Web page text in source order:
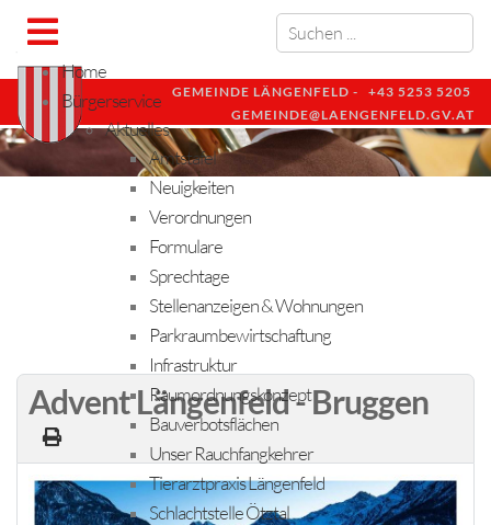
GEMEINDE LÄNGENFELD - +43 5253 5205
GEMEINDE@LAENGENFELD.GV.AT
Home
Bürgerservice
Aktuelles
Amtstafel
Neuigkeiten
Verordnungen
Formulare
Sprechtage
Stellenanzeigen & Wohnungen
Parkraumbewirtschaftung
Infrastruktur
Raumordnungskonzept
Bauverbotsflächen
Unser Rauchfangkehrer
Tierarztpraxis Längenfeld
Schlachtstelle Ötztal
Advent Längenfeld - Bruggen